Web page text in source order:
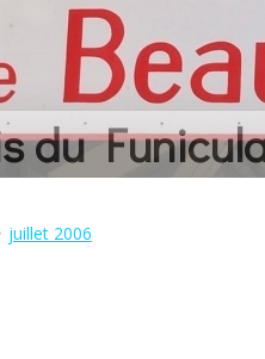
juillet 2006